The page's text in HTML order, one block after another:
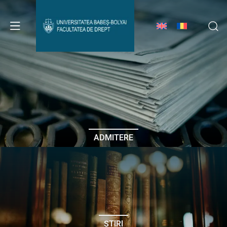
Avizier Studenți
Studii
Admitere
Erasmus & Internațional
Despre Facultate
ADMITERE
ȘTIRI